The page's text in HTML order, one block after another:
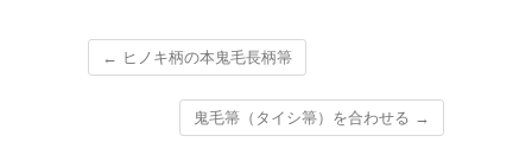
← ヒノキ柄の本鬼毛長柄箒
鬼毛箒（タイシ箒）を合わせる →